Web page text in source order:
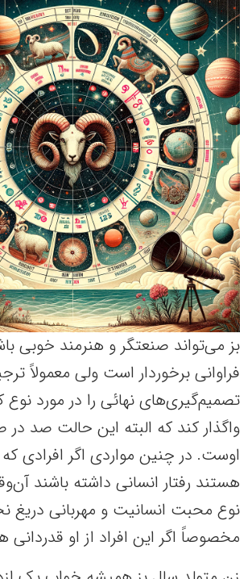
بز می‌تواند صنعتگر و هنرمند خوبی
فراوانی برخوردار است ولی معمولاً
تصمیم‌گیری‌های نهائی را در مورد نوع
واگذار کند که البته این حالت صد
اوست. در چنین مواردی اگر افرادی که
هستند رفتار انسانی داشته باشند
نوع محبت انسانیت و مهربانی دریغ
مخصوصاً اگر این افراد از او قدردانی